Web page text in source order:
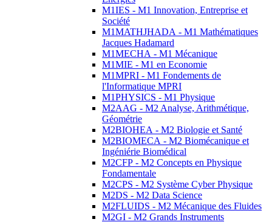
M1IES - M1 Innovation, Entreprise et
Société
M1MATHJHADA - M1 Mathématiques
Jacques Hadamard
M1MECHA - M1 Mécanique
M1MIE - M1 en Economie
M1MPRI - M1 Fondements de
l'Informatique MPRI
M1PHYSICS - M1 Physique
M2AAG - M2 Analyse, Arithmétique,
Géométrie
M2BIOHEA - M2 Biologie et Santé
M2BIOMECA - M2 Biomécanique et
Ingéniérie Biomédical
M2CFP - M2 Concepts en Physique
Fondamentale
M2CPS - M2 Système Cyber Physique
M2DS - M2 Data Science
M2FLUIDS - M2 Mécanique des Fluides
M2GI - M2 Grands Instruments